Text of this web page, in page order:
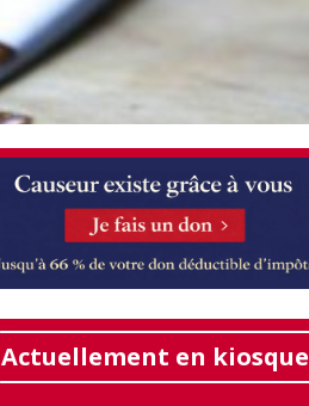
Actuellement en kiosque